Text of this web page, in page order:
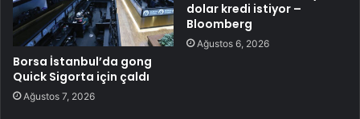
Borsa İstanbul’da gong
Quick Sigorta için çaldı
Ağustos 7, 2026
dolar kredi istiyor –
Bloomberg
Ağustos 6, 2026